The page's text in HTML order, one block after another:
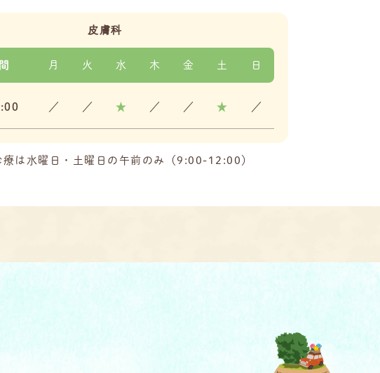
皮膚科
月 火 水 木 金 土 日
／ ／ ★ ／ ／ ★ ／
は水曜日・土曜日の午前のみ（9:00-12:00）